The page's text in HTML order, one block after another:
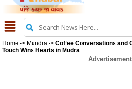
Home -> Mundra -> Coffee Conversations and
Touch Wins Hearts in Mudra
Advertisement